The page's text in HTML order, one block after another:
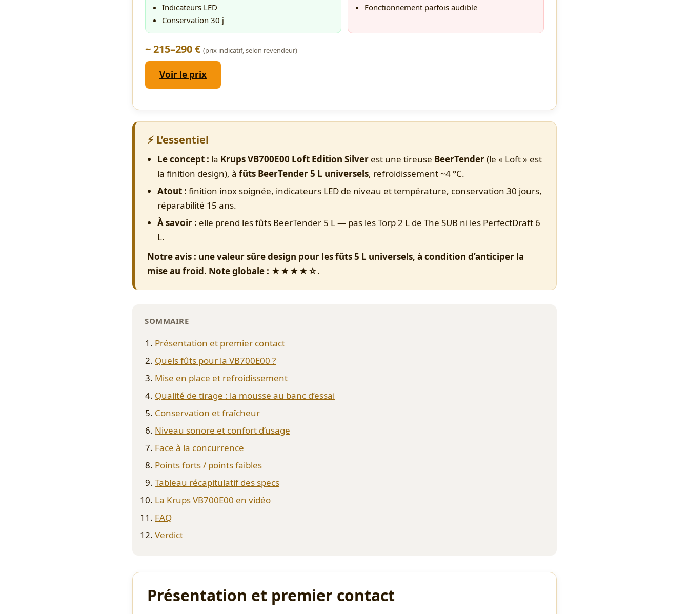
Indicateurs LED
Conservation 30 j
Fonctionnement parfois audible
~ 215–290 € (prix indicatif, selon revendeur)
Voir le prix
⚡ L’essentiel
Le concept : la Krups VB700E00 Loft Edition Silver est une tireuse BeerTender(le « Loft » est
la finition design), à fûts BeerTender 5 L universels, refroidissement ~4 °C.
Atout : finition inox soignée, indicateurs LED de niveau et température, conservation 30 jours,
réparabilité 15 ans.
À savoir : elle prend les fûts BeerTender 5 L — pas les Torp 2 L de The SUB ni les PerfectDraft 6
L.
Notre avis : une valeur sûre design pour les fûts 5 L universels, à condition d’anticiper la
mise au froid. Note globale : ★★★★☆.
SOMMAIRE
Présentation et premier contact
Quels fûts pour la VB700E00 ?
Mise en place et refroidissement
Qualité de tirage : la mousse au banc d’essai
Conservation et fraîcheur
Niveau sonore et confort d’usage
Face à la concurrence
Points forts / points faibles
Tableau récapitulatif des specs
La Krups VB700E00 en vidéo
FAQ
Verdict
Présentation et premier contact